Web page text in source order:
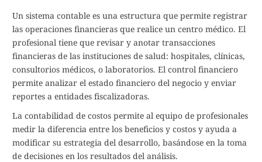
Un sistema contable es una estructura que permite registrar
las operaciones financieras que realice un centro médico. El
profesional tiene que revisar y anotar transacciones
financieras de las instituciones de salud: hospitales, clínicas,
consultorios médicos, o laboratorios. El control financiero
permite analizar el estado financiero del negocio y enviar
reportes a entidades fiscalizadoras.
La contabilidad de costos permite al equipo de profesionales
medir la diferencia entre los beneficios y costos y ayuda a
modificar su estrategia del desarrollo, basándose en la toma
de decisiones en los resultados del análisis.